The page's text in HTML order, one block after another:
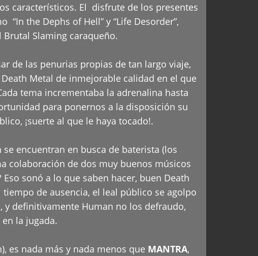
característicos. El disfrute de los presentes
the Dephs of Hell” y “Life Desorder”,
Slaming caraqueño.
de las penurias propias de tan largo viaje,
Metal de inmejorable calidad en el que
tema incrementaba la adrenalina hasta
para ponernos a la disposición su
¡suerte al que le haya tocado!.
se encuentran en busca de baterista (los
colaboración de dos muy buenos músicos
sonó a lo que saben hacer, buen Death
de ausencia, el leal público se agolpo
definitivamente Human no los defraudo,
la jugada.
es nada más y nada menos que MANTRA,